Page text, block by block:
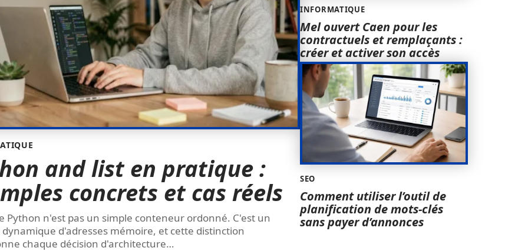
and list en pratique :
concrets et cas réels
Python n'est pas un simple conteneur ordonné. C'est un
d'adresses mémoire, et cette distinction
chaque décision d'architecture…
INFORMATIQUE
Mel ouvert Caen pour les
contractuels et remplaçants :
créer et activer son accès
SEO
Comment utiliser l’outil de
planification de mots-clés
sans payer d’annonces